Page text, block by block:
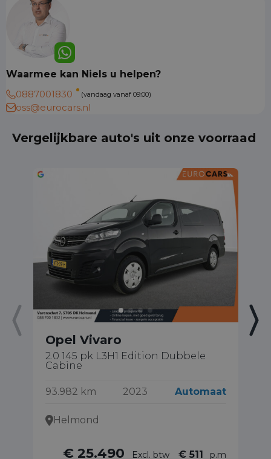
Waarmee kan Niels u helpen?
0887001830
(vandaag vanaf 09:00)
oss@eurocars.nl
Vergelijkbare auto's uit onze voorraad
Opel Vivaro
2.0 145 pk L3H1 Edition Dubbele
Cabine
93.982 km 2023 Automaat
Helmond
€ 25.490 Excl. btw € 511 p.m